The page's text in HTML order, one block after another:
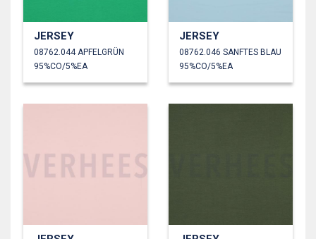
JERSEY
08762.044 APFELGRÜN
95%CO/5%EA
JERSEY
08762.046 SANFTES BLAU
95%CO/5%EA